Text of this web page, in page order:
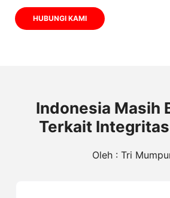
HUBUNGI KAMI
Indonesia Masih
Terkait
Oleh : Tri